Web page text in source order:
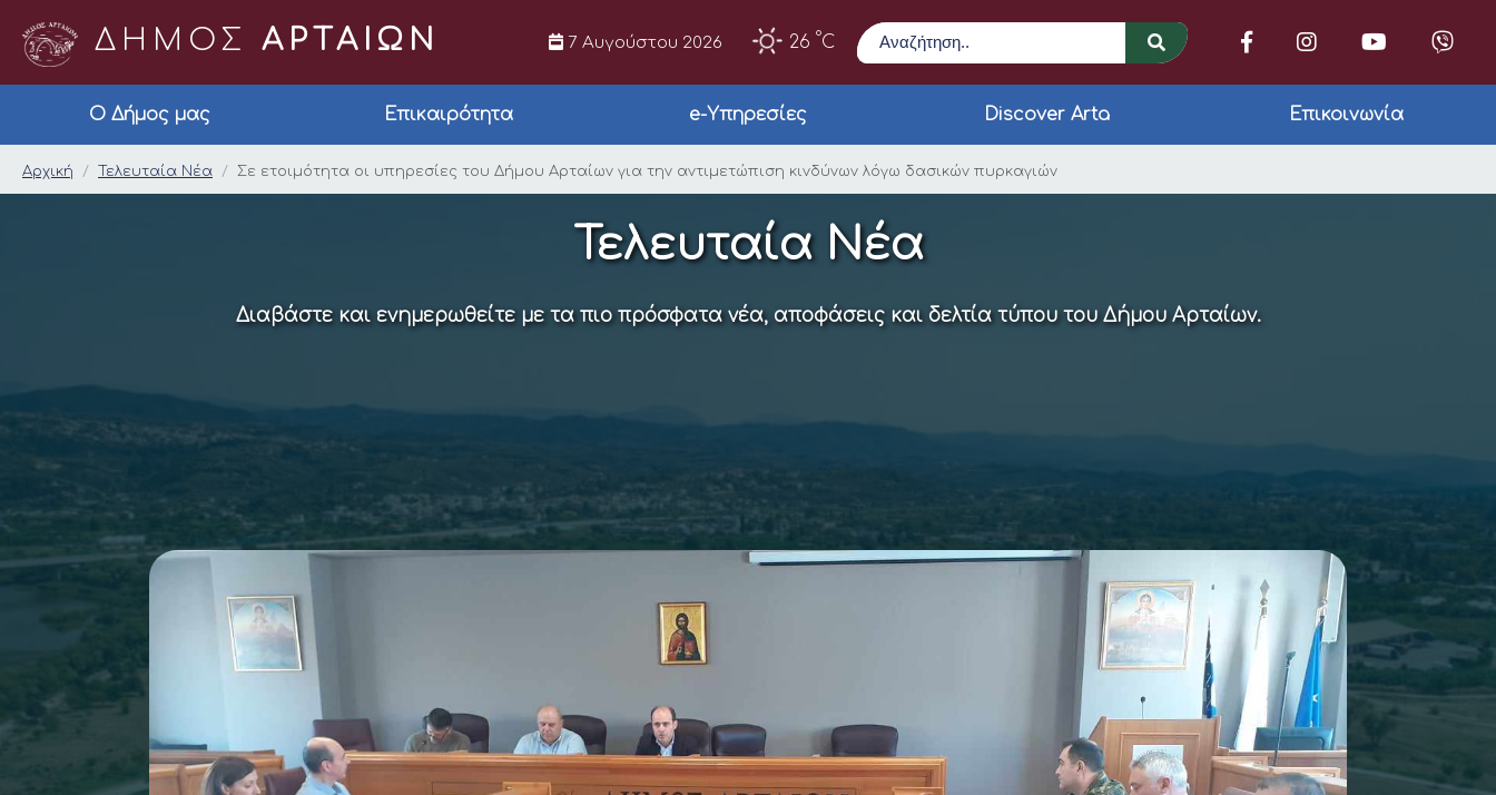
ΔΗΜΟΣ ΑΡΤΑΙΩΝ 7 Αυγούστου 2026 26 °C
Αναζήτηση
Ο Δήμος μας Επικαιρότητα e-Υπηρεσίες Discover Arta Επικοινωνία
Σε ετοιμότητα οι υπηρεσίες του Δήμου Αρταίων για την
Αρχική Τελευταία Νέα Σε ετοιμότητα οι υπηρεσίες του Δήμου Αρταίων για την αντιμετώπιση κινδύνων λόγω δασικών πυρκαγιών
Τελευταία Νέα
Διαβάστε και ενημερωθείτε με τα πιο πρόσφατα νέα, αποφάσεις και δελτία τύπου του Δήμου Αρταίων.